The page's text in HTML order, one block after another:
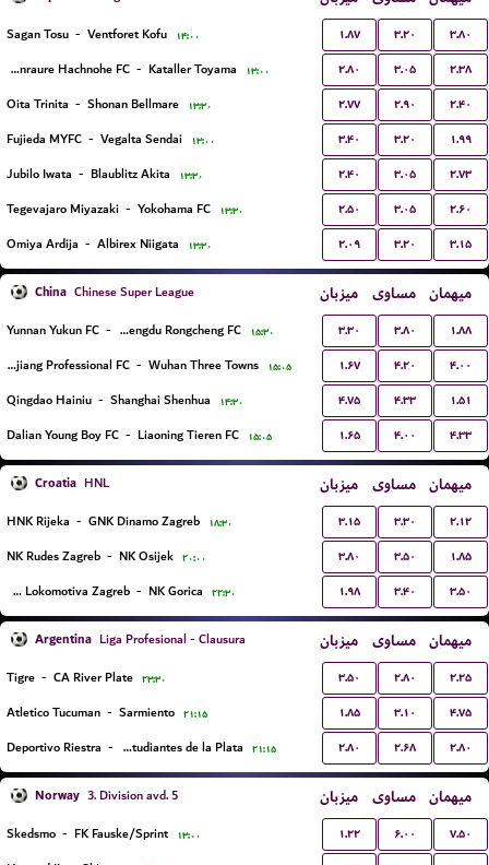
Sagan Tosu - Ventforet Kofu ۱۴:۰۰ ۱.۸۷ ۳.۲۰ ۳.۸۰
Vanraure Hachnohe FC - Kataller Toyama ۱۳:۰۰ ۲.۸۰ ۳.۰۵ ۲.۳۸
Oita Trinita - Shonan Bellmare ۱۳:۳۰ ۲.۷۷ ۲.۹۰ ۲.۴۰
Fujieda MYFC - Vegalta Sendai ۱۳:۰۰ ۳.۴۰ ۳.۲۰ ۱.۹۹
Jubilo Iwata - Blaublitz Akita ۱۳:۳۰ ۲.۴۰ ۳.۰۵ ۲.۷۳
Tegevajaro Miyazaki - Yokohama FC ۱۳:۳۰ ۲.۵۰ ۳.۰۵ ۲.۶۰
Omiya Ardija - Albirex Niigata ۱۳:۳۰ ۲.۰۹ ۳.۲۰ ۳.۱۵
China Chinese Super League میزبان مساوی میهمان
Yunnan Yukun FC - Chengdu Rongcheng FC ۱۵:۳۰ ۳.۳۰ ۳.۸۰ ۱.۸۸
Zhejiang Professional FC - Wuhan Three Towns ۱۵:۰۵ ۱.۶۷ ۴.۲۰ ۴.۰۰
Qingdao Hainiu - Shanghai Shenhua ۱۴:۳۰ ۴.۷۵ ۴.۳۳ ۱.۵۱
Dalian Young Boy FC - Liaoning Tieren FC ۱۵:۰۵ ۱.۶۵ ۴.۰۰ ۴.۳۳
Croatia HNL میزبان مساوی میهمان
HNK Rijeka - GNK Dinamo Zagreb ۱۸:۳۰ ۳.۱۵ ۳.۳۰ ۲.۱۲
NK Rudes Zagreb - NK Osijek ۲۰:۰۰ ۳.۸۰ ۳.۵۰ ۱.۸۵
NK Lokomotiva Zagreb - NK Gorica ۲۲:۳۰ ۱.۹۸ ۳.۴۰ ۳.۵۰
Argentina Liga Profesional - Clausura میزبان مساوی میهمان
Tigre - CA River Plate ۲۳:۳۰ ۳.۵۰ ۲.۸۰ ۲.۲۵
Atletico Tucuman - Sarmiento ۲۱:۱۵ ۱.۸۵ ۳.۱۰ ۴.۷۵
Deportivo Riestra - Estudiantes de la Plata ۲۱:۱۵ ۲.۸۰ ۲.۶۸ ۲.۸۰
Norway 3. Division avd. 5 میزبان مساوی میهمان
Skedsmo - FK Fauske/Sprint ۱۳:۰۰ ۱.۲۲ ۶.۰۰ ۷.۵۰